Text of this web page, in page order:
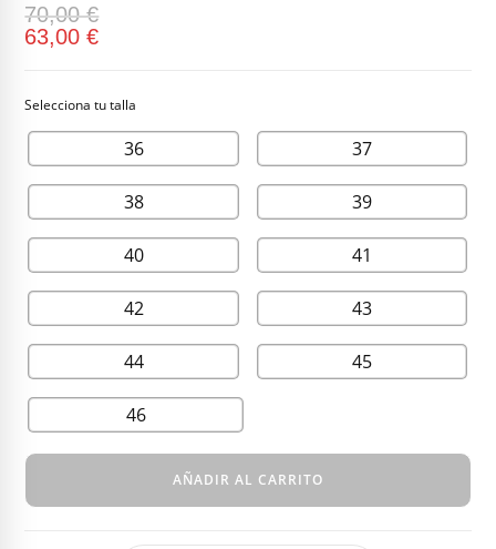
70,00€
63,00€
36 37
38 39
40 41
42 43
44 45
46
AÑADIR AL CARRITO